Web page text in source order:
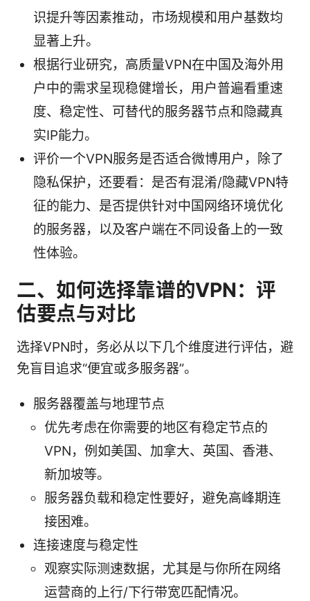
识提升等因素推动，市场规模和用户基数均
显著上升。
根据行业研究，高质量VPN在中国及海外用
户中的需求呈现稳健增长，用户普遍看重速
度、稳定性、可替代的服务器节点和隐藏真
实IP能力。
评价一个VPN服务是否适合微博用户，除了
隐私保护，还要看：是否有混淆/隐藏VPN特
征的能力、是否提供针对中国网络环境优化
的服务器，以及客户端在不同设备上的一致
性体验。
二、如何选择靠谱的VPN：评
估要点与对比
选择VPN时，务必从以下几个维度进行评估，避
免盲目追求“便宜或多服务器”。
服务器覆盖与地理节点
优先考虑在你需要的地区有稳定节点的
VPN，例如美国、加拿大、英国、香港、
新加坡等。
服务器负载和稳定性要好，避免高峰期连
接困难。
连接速度与稳定性
观察实际测速数据，尤其是与你所在网络
运营商的上行/下行带宽匹配情况。